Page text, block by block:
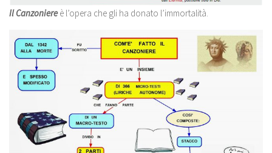
Il Canzoniereè l’opera che gli ha donato l’immortalità.